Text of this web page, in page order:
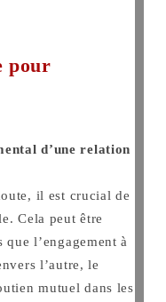
pour
d’une relation
il est crucial de
Cela peut être
l’engagement à
l’autre, le
mutuel dans les